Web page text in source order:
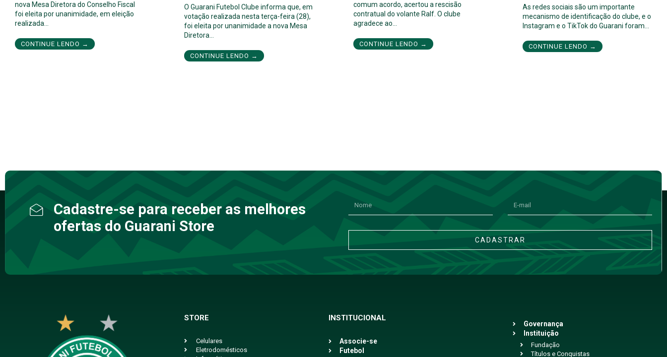
nova Mesa Diretora do Conselho Fiscal
foi eleita por unanimidade, em eleição
realizada…
CONTINUE LENDO →
O Guarani Futebol Clube informa que, em
votação realizada nesta terça-feira (28),
foi eleita por unanimidade a nova Mesa
Diretora…
CONTINUE LENDO →
comum acordo, acertou a rescisão
contratual do volante Ralf. O clube
agradece ao…
CONTINUE LENDO →
As redes sociais são um importante
mecanismo de identificação do clube, e o
Instagram e o TikTok do Guarani foram…
CONTINUE LENDO →
Cadastre-se para receber as melhores
ofertas do Guarani Store
CADASTRAR
STORE
Celulares
Eletrodomésticos
INSTITUCIONAL
Associe-se
Futebol
Governança
Instituição
Fundação
Títulos e Conquistas